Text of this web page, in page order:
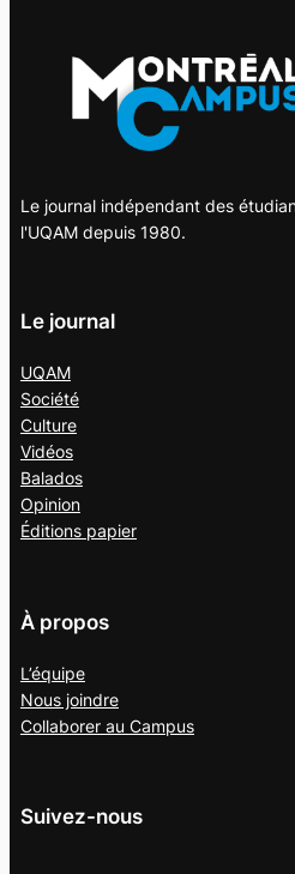
Le journal indépendant des
l'UQAM depuis 1980.
Le journal
UQAM
Société
Culture
Vidéos
Balados
Opinion
Éditions papier
À propos
L’équipe
Nous joindre
Collaborer au Campus
Suivez-nous